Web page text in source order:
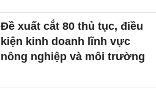
Đề xuất cắt 80 thủ tục, điều
kiện kinh doanh lĩnh vực
nông nghiệp và môi trường